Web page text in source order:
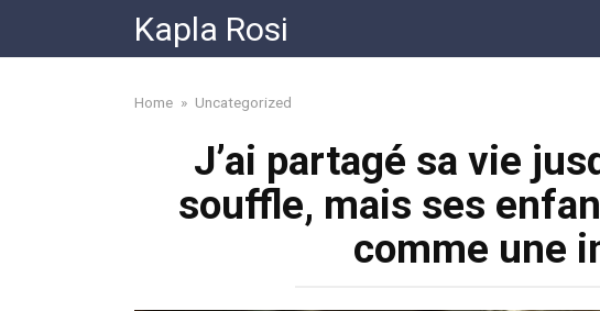
content
Kapla Rosi
Home » Uncategorized
J’ai partagé sa vie
souffle, mais ses
comme une